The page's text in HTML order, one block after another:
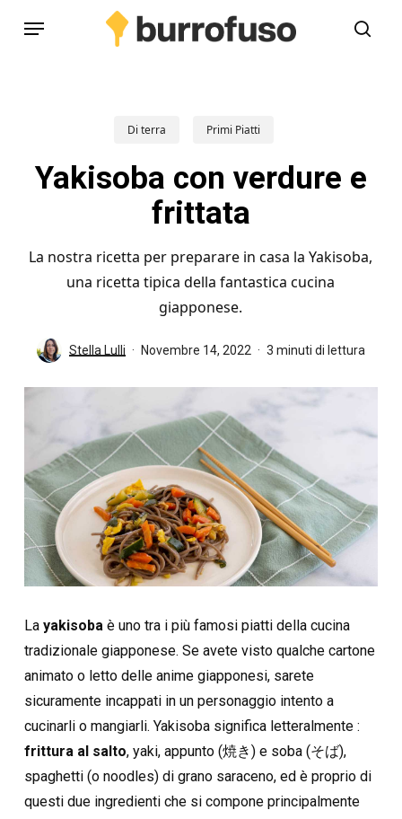
Menu
Di terra Primi Piatti
Yakisoba con verdure e
frittata
La nostra ricetta per preparare in casa la Yakisoba,
una ricetta tipica della fantastica cucina
giapponese.
Stella Lulli Novembre 14, 2022 3 minuti di lettura
La yakisobaè uno tra i più famosi piatti della cucina
tradizionale giapponese. Se avete visto qualche cartone
animato o letto delle anime giapponesi, sarete
sicuramente incappati in un personaggio intento a
cucinarli o mangiarli. Yakisoba significa letteralmente :
frittura al salto, yaki, appunto (焼き) e soba (そば),
spaghetti (o noodles) di grano saraceno, ed è proprio di
questi due ingredienti che si compone principalmente